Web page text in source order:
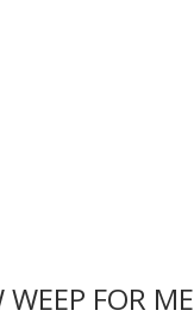
FOR ME